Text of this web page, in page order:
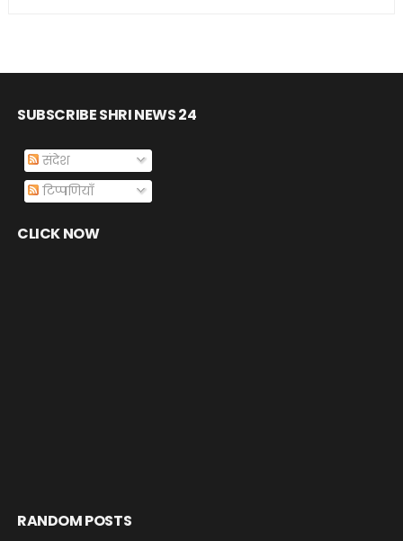
SUBSCRIBE SHRI NEWS 24
संदेश
टिप्पणियाँ
CLICK NOW
RANDOM POSTS